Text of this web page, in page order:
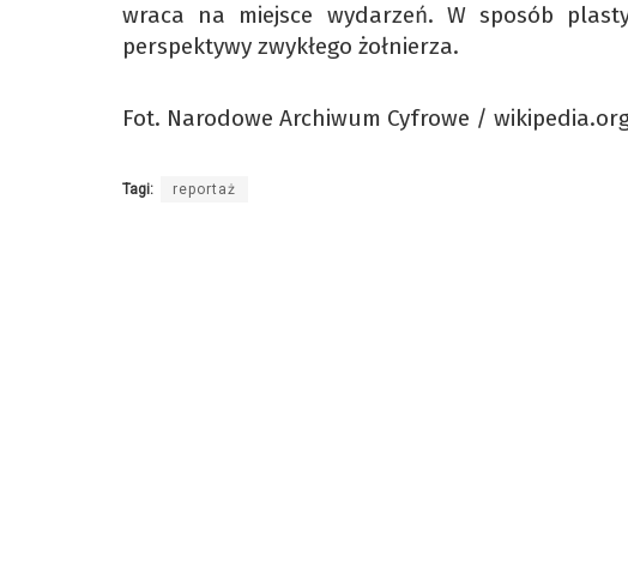
wraca na miejsce wydarzeń. W sposób
perspektywy zwykłego żołnierza.
Fot. Narodowe Archiwum Cyfrowe /
Tagi: reportaż